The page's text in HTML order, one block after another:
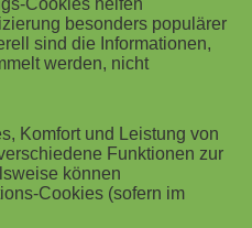
Cookies helfen
besonders populärer
sind die Informationen,
werden, nicht
Komfort und Leistung von
Funktionen zur
können
Cookies (sofern im